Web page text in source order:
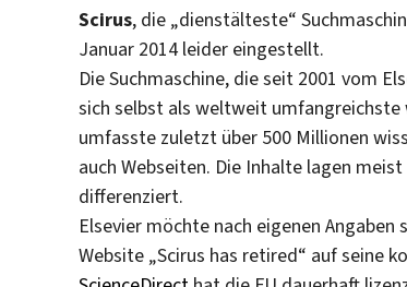
Scirus, die „dienstälteste“
Januar 2014 leider eingestellt.
Die Suchmaschine, die seit 2001 vom
sich selbst als weltweit umfangreichste
umfasste zuletzt über 500 Millionen
auch Webseiten. Die Inhalte lagen
differenziert.
Elsevier möchte nach eigenen
Website „Scirus has retired“ auf seine